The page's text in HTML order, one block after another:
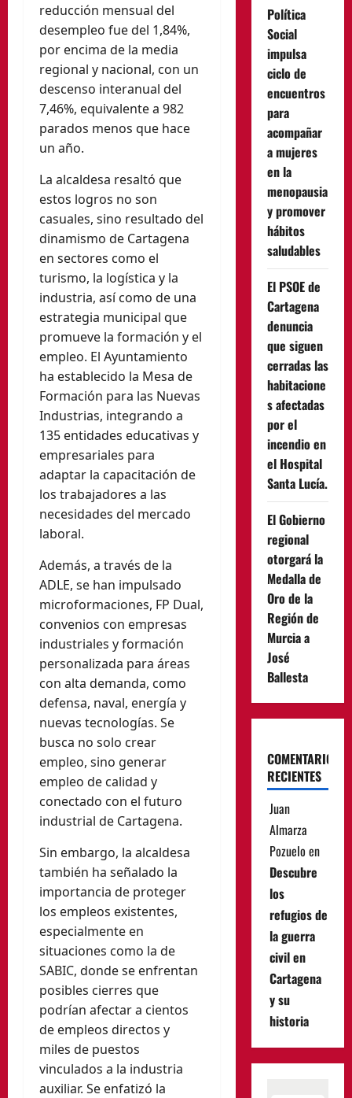
reducción mensual del
desempleo fue del 1,84%,
por encima de la media
regional y nacional, con un
descenso interanual del
7,46%, equivalente a 982
parados menos que hace
un año.
La alcaldesa resaltó que
estos logros no son
casuales, sino resultado del
dinamismo de Cartagena
en sectores como el
turismo, la logística y la
industria, así como de una
estrategia municipal que
promueve la formación y el
empleo. El Ayuntamiento
ha establecido la Mesa de
Formación para las Nuevas
Industrias, integrando a
135 entidades educativas y
empresariales para
adaptar la capacitación de
los trabajadores a las
necesidades del mercado
laboral.
Además, a través de la
ADLE, se han impulsado
microformaciones, FP Dual,
convenios con empresas
industriales y formación
personalizada para áreas
con alta demanda, como
defensa, naval, energía y
nuevas tecnologías. Se
busca no solo crear
empleo, sino generar
empleo de calidad y
conectado con el futuro
industrial de Cartagena.
Sin embargo, la alcaldesa
también ha señalado la
importancia de proteger
los empleos existentes,
especialmente en
situaciones como la de
SABIC, donde se enfrentan
posibles cierres que
podrían afectar a cientos
de empleos directos y
miles de puestos
vinculados a la industria
auxiliar. Se enfatizó la
Política
Social
impulsa
ciclo de
encuentros
para
acompañar
a mujeres
en la
menopausia
y promover
hábitos
saludables
El PSOE de
Cartagena
denuncia
que siguen
cerradas las
habitacione
s afectadas
por el
incendio en
el Hospital
Santa Lucía.
El Gobierno
regional
otorgará la
Medalla de
Oro de la
Región de
Murcia a
José
Ballesta
COMENTARIOS
RECIENTES
Juan
Almarza
Pozuelo en
Descubre
los
refugios de
la guerra
civil en
Cartagena
y su
historia